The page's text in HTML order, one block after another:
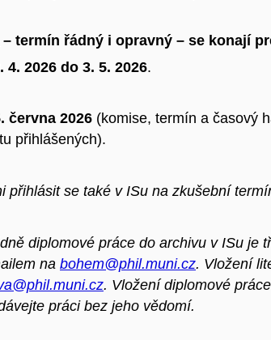
– termín řádný i opravný – se konají
2026 do 3. 5. 2026.
června 2026 (komise, termín a časový
přihlášených).
přihlásit se také v ISu na zkušební
diplomové práce do archivu v ISu je
na bohem@phil.muni.cz. Vložení
. Vložení diplomové
práci bez jeho vědomí.